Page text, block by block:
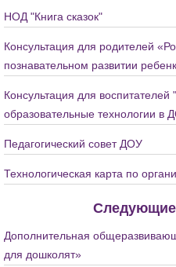
НОД "Книга сказок"
Консультация для родителей
познавательном развитии
Консультация для
образовательные технологии в
Педагогический совет ДОУ
Технологическая карта по
Дополнительная
для дошколят»